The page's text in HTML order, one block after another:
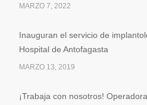
MARZO 7, 2022
Inauguran el servicio de
Hospital de Antofagasta
MARZO 13, 2019
¡Trabaja con nosotros!